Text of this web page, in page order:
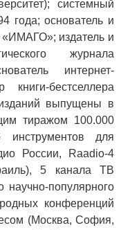
системный
года; основатель и
«ИМАГО»; издатель и
журнала
интернет-
бестселлера
выпущены в
тиражом 100.000
инструментов для
России, Raadio-4
5 канала ТВ
научно-популярного
конференций
(Москва, София,